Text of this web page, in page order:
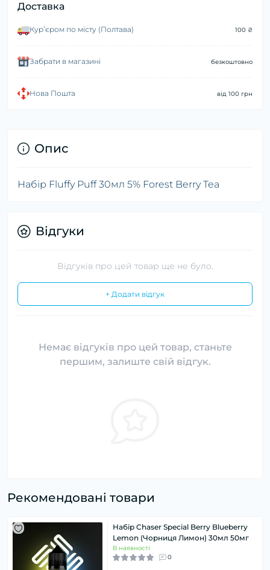
Доставка
Курʼєром по місту (Полтава) 100 ₴
Забрати в магазині безкоштовно
Нова Пошта від 100 грн
Опис
Набір Fluffy Puff 30мл 5% Forest Berry Tea
Відгуки
Відгуків про цей товар ще не було.
+ Додати відгук
Немає відгуків про цей товар, станьте
першим, залиште свій відгук.
Рекомендовані товари
Набір Chaser Special Berry Blueberry
Lemon (Чорниця Лимон) 30мл 50мг
В наявності
0